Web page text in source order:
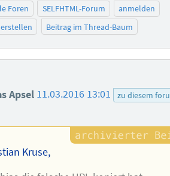
Foren SELFHTML-Forum
anmelden
Beitrag im Thread-Baum
Apsel 11.03.2016 13:01 zu diesem
Kruse,